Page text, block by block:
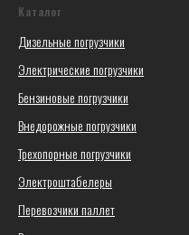
Каталог
Дизельные погрузчики
Электрические погрузчики
Бензиновые погрузчики
Внедорожные погрузчики
Трехопорные погрузчики
Электроштабелеры
Перевозчики паллет